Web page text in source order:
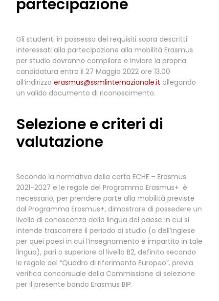
partecipazione
Gli studenti in possesso dei requisiti sopra descritti
interessati alla partecipazione alla mobilità Erasmus
per studio dovranno compilare e inviare la propria
candidatura entro il 27 Maggio 2022 ore 13.00
all’indirizzo erasmus@ssmlinternazionale.it allegando
un valido documento di riconoscimento.
Selezione e criteri di
valutazione
Secondo la normativa della carta ECHE – Erasmus
2021-2027 e le regole del Programma Erasmus+ è
necessario, per prendere parte alla mobilità previste
dal Programma Erasmus+, dimostrare di possedere un
livello di conoscenza della lingua del paese in cui si
intende trascorrere il periodo di studio (o dell’inglese
per quei paesi in cui l’insegnamento è impartito in tale
lingua), pari o superiore al livello B2, definito secondo
le regole del “Quadro di riferimento Europeo”, previa
verifica concorsuale della Commissione di selezione
per il presente bando Erasmus BIP.